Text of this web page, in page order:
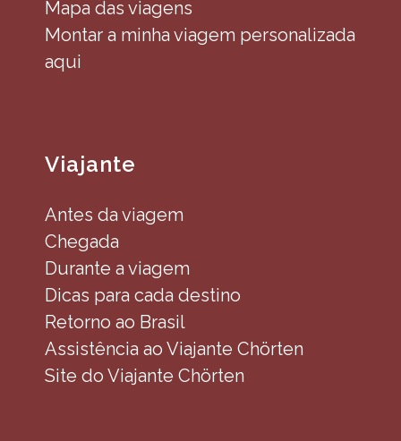
Mapa das viagens
Montar a minha viagem personalizada
aqui
Viajante
Antes da viagem
Chegada
Durante a viagem
Dicas para cada destino
Retorno ao Brasil
Assistência ao Viajante Chörten
Site do Viajante Chörten